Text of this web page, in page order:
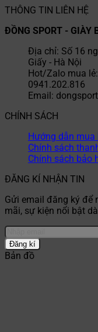
THÔNG TIN LIÊN HỆ
ĐỒNG SPORT - GIÀY
Địa chỉ: Số 16
Giấy - Hà Nội
Hot/Zalo mua
0941.202.816
Email:
CHÍNH SÁCH
Hướng dẫn mua
Chính sách
Chính sách bảo
ĐĂNG KÍ NHẬN TIN
Gửi email đăng ký để
mãi, sự kiện nổi bật
Bản đồ